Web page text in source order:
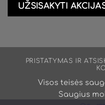
PRISTATYMAS IR
Visos teisės
Saugius